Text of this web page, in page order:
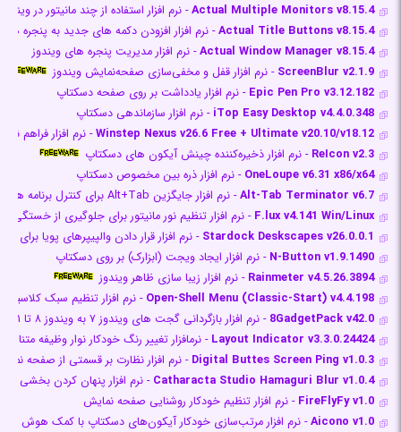
Actual Multiple Monitors v8.15.4- نرم افزار استفاده از چند مانیتور در ویندوز
Actual Title Buttons v8.15.4- نرم افزار افزودن دکمه های جدید به پنجره ها
Actual Window Manager v8.15.4- نرم افزار مدیریت پنجره های ویندوز
ScreenBlur v2.1.9 - نرم افزار قفل و مخفی‌سازی صفحه‌نمایش ویندوز
Epic Pen Pro v3.12.182 - نرم افزار یادداشت بر روی صفحه دسکتاپ
iTop Easy Desktop v4.4.0.348 - نرم افزار سازماندهی دسکتاپ
Winstep Nexus v26.6 Free + Ultimate v20.10/v18.12- نرم افزار فراهم
ReIcon v2.3 - نرم افزار ذخیره‌کننده چینش آیکون های دسکتاپ
OneLoupe v6.31 x86/x64 - نرم افزار ذره بین مخصوص دسکتاپ
Alt-Tab Terminator v6.7- نرم افزار جایگزین Alt+Tab برای کنترل برنامه های در حال اجرا
F.lux v4.141 Win/Linux - نرم افزار تنظیم نور مانیتور برای جلوگیری از
Stardock Deskscapes v26.0.0.1 - نرم افزار قرار دادن والپیپرهای پویا برای
N-Button v1.9.1490 - نرم افزار ایجاد ویجت (ابزارک) بر روی دسکتاپ
Rainmeter v4.5.26.3894 - نرم افزار زیبا سازی ظاهر ویندوز
Open-Shell Menu (Classic-Start) v4.4.198 - نرم افزار تنظیم سبک
8GadgetPack v42.0 - نرم افزار بازگردانی گجت های ویندوز ۷ به ویندوز ۸ تا ۱۱
Layout Indicator v3.3.0.24424 - نرم‎افزار تغییر رنگ خودکار نوار وظیفه متناسب با زبان نگارش
Digital Buttes Screen Ping v1.0.3 - نرم افزار نظارت بر قسمتی از صفحه
Catharacta Studio Hamaguri Blur v1.0.4 - نرم افزار پنهان کردن بخشی
FireFlyFy v1.0 - نرم افزار تنظیم خودکار روشنایی صفحه نمایش
Aicono v1.0- نرم افزار مرتب‌سازی خودکار آیکون‌های دسکتاپ با کمک هوش